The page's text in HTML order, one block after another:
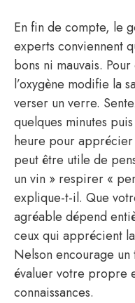
En fin de compte, le
experts conviennent
bons ni mauvais.
l’oxygène modifie la
verser un verre.
quelques minutes
heure pour apprécier
peut être utile de
un vin » respirer «
explique-t-il. Que
agréable dépend
ceux qui apprécient
Nelson encourage
évaluer votre propre
connaissances.